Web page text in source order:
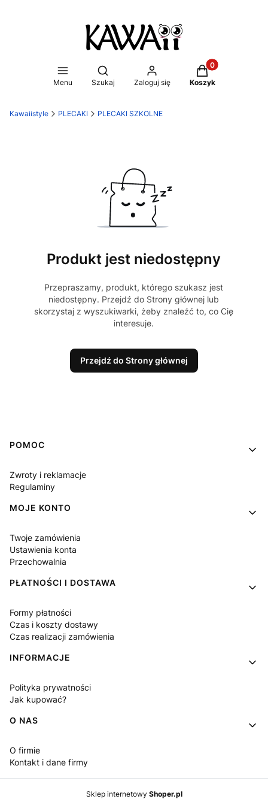
Menu
Otwórz wyszukiwarkę
Szukaj Zaloguj się
Produkty w
Koszyk
Kawaiistyle PLECAKI PLECAKI SZKOLNE
Produkt jest niedostępny
Przepraszamy, produkt, którego szukasz jest
niedostępny. Przejdź do Strony głównej lub
skorzystaj z wyszukiwarki, żeby znaleźć to, co Cię
interesuje.
Przejdź do Strony głównej
Linki w stopce
POMOC
Zwroty i reklamacje
Regulaminy
MOJE KONTO
Twoje zamówienia
Ustawienia konta
Przechowalnia
PŁATNOŚCI I DOSTAWA
Formy płatności
Czas i koszty dostawy
Czas realizacji zamówienia
INFORMACJE
Polityka prywatności
Jak kupować?
O NAS
O firmie
Kontakt i dane firmy
Sklep internetowy Shoper.pl